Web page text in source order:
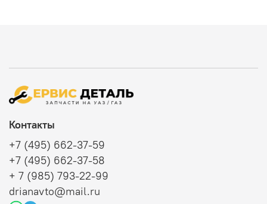
Контакты
+7 (495) 662-37-59
+7 (495) 662-37-58
+ 7 (985) 793-22-99
drianavto@mail.ru